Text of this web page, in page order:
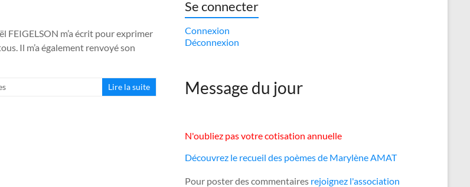
FEIGELSON m’a écrit pour exprimer
Il m’a également renvoyé son
Lire la suite
Se connecter
Connexion
Déconnexion
Message du jour
N'oubliez pas votre cotisation annuelle
Découvrez le recueil des poèmes de Marylène AMAT
Pour poster des commentaires rejoignez l'association